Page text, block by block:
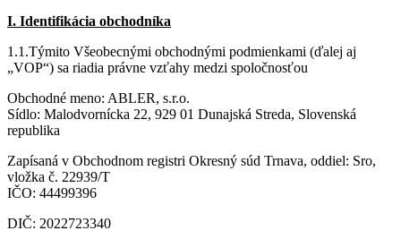
I. Identifikácia obchodníka
1.1.Týmito Všeobecnými obchodnými podmienkami (ďalej aj
„VOP“) sa riadia právne vzťahy medzi spoločnosťou
Obchodné meno: ABLER, s.r.o.
Sídlo: Malodvornícka 22, 929 01 Dunajská Streda, Slovenská
republika
Zapísaná v Obchodnom registri Okresný súd Trnava, oddiel: Sro,
vložka č. 22939/T
IČO: 44499396
DIČ: 2022723340